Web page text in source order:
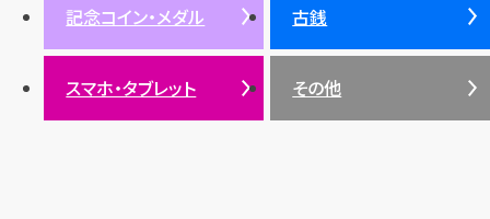
パール
サンゴ
ヒスイ
記念コイン・メダル 古銭
スマホ・タブレット その他